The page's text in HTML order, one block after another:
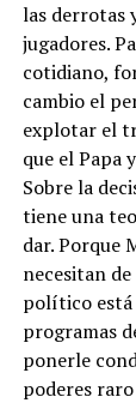
las derrotas
jugadores.
cotidiano,
cambio el
explotar el
que el Papa
Sobre la
tiene una
dar. Porque
necesitan
político está
programas
ponerle
poderes